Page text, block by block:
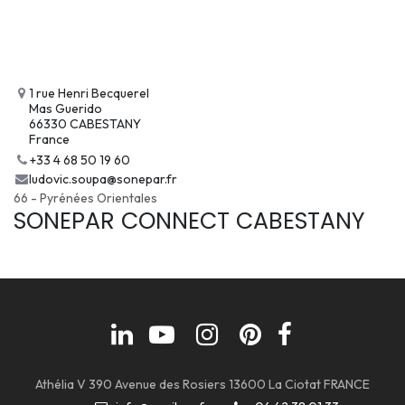
1 rue Henri Becquerel
Mas Guerido
66330 CABESTANY
France
+33 4 68 50 19 60
ludovic.soupa@sonepar.fr
66 - Pyrénées Orientales
SONEPAR CONNECT CABESTANY
Athélia V 390 Avenue des Rosiers 13600 La Ciotat FRANCE